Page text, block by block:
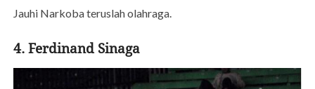
Jauhi Narkoba teruslah olahraga.
4. Ferdinand Sinaga